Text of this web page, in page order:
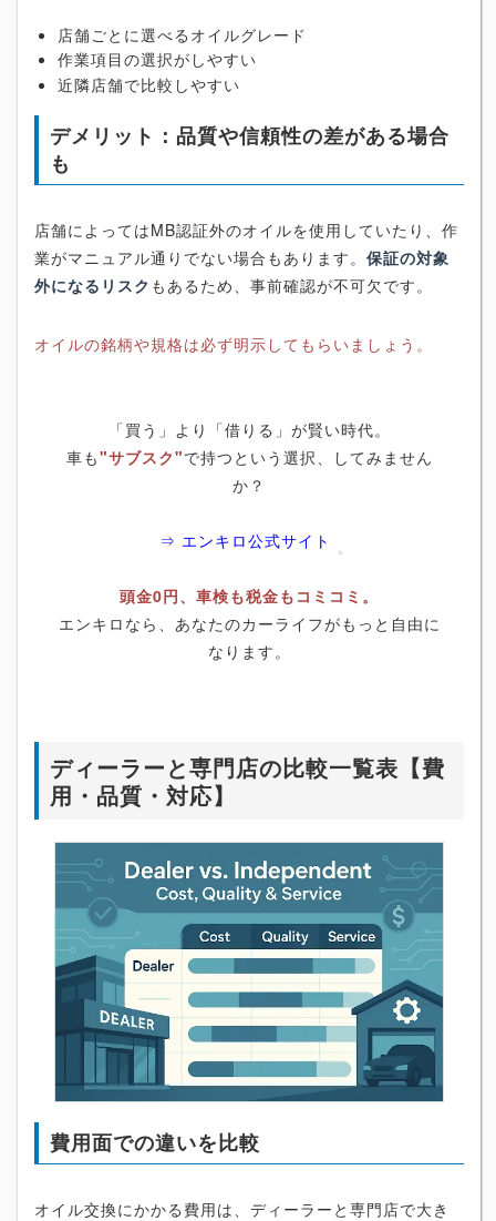
店舗ごとに選べるオイルグレード
作業項目の選択がしやすい
近隣店舗で比較しやすい
デメリット：品質や信頼性の差がある場合
も
店舗によってはMB認証外のオイルを使用していたり、作
業がマニュアル通りでない場合もあります。 保証の対象
外になるリスク もあるため、事前確認が不可欠です。
オイルの銘柄や規格は必ず明示してもらいましょう。
「買う」より「借りる」が賢い時代。
車も"サブスク"で持つという選択、してみません
か？
⇒ エンキロ公式サイト
頭金0円、車検も税金もコミコミ。
エンキロなら、あなたのカーライフがもっと自由に
なります。
ディーラーと専門店の比較一覧表【費
用・品質・対応】
費用面での違いを比較
オイル交換にかかる費用は、ディーラーと専門店で大き